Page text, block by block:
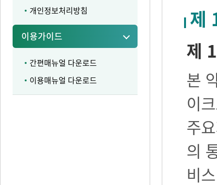
개인정보처리방침
이용가이드
간편매뉴얼 다운로드
이용매뉴얼 다운로드
제
제
본
이
주
의
비